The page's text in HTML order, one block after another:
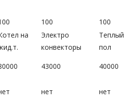
100 100
на
Электро
конвекторы
Теплый
пол
43000 40000
нет нет